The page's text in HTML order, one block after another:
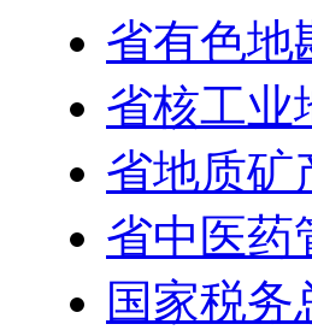
省有色地
省核工业
省地质矿
省中医药
国家税务